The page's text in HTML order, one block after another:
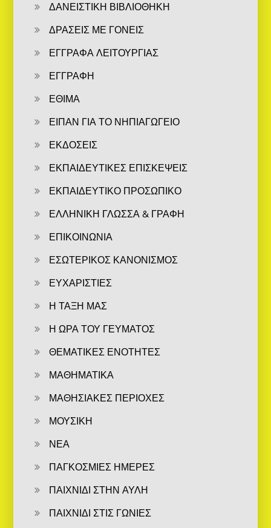
ΔΑΝΕΙΣΤΙΚΗ ΒΙΒΛΙΟΘΗΚΗ
ΔΡΑΣΕΙΣ ΜΕ ΓΟΝΕΙΣ
ΕΓΓΡΑΦΑ ΛΕΙΤΟΥΡΓΙΑΣ
ΕΓΓΡΑΦΗ
ΕΘΙΜΑ
ΕΙΠΑΝ ΓΙΑ ΤΟ ΝΗΠΙΑΓΩΓΕΙΟ
ΕΚΔΟΣΕΙΣ
ΕΚΠΑΙΔΕΥΤΙΚΕΣ ΕΠΙΣΚΕΨΕΙΣ
ΕΚΠΑΙΔΕΥΤΙΚΟ ΠΡΟΣΩΠΙΚΟ
ΕΛΛΗΝΙΚΗ ΓΛΩΣΣΑ & ΓΡΑΦΗ
ΕΠΙΚΟΙΝΩΝΙΑ
ΕΣΩΤΕΡΙΚΟΣ ΚΑΝΟΝΙΣΜΟΣ
ΕΥΧΑΡΙΣΤΙΕΣ
Η ΤΑΞΗ ΜΑΣ
Η ΩΡΑ ΤΟΥ ΓΕΥΜΑΤΟΣ
ΘΕΜΑΤΙΚΕΣ ΕΝΟΤΗΤΕΣ
ΜΑΘΗΜΑΤΙΚΑ
ΜΑΘΗΣΙΑΚΕΣ ΠΕΡΙΟΧΕΣ
ΜΟΥΣΙΚΗ
ΝΕΑ
ΠΑΓΚΟΣΜΙΕΣ ΗΜΕΡΕΣ
ΠΑΙΧΝΙΔΙ ΣΤΗΝ ΑΥΛΗ
ΠΑΙΧΝΙΔΙ ΣΤΙΣ ΓΩΝΙΕΣ